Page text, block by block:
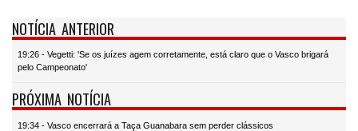
NOTÍCIA ANTERIOR
19:26 - Vegetti: 'Se os juízes agem corretamente, está claro que o Vasco brigará
pelo Campeonato'
PRÓXIMA NOTÍCIA
19:34 - Vasco encerrará a Taça Guanabara sem perder clássicos